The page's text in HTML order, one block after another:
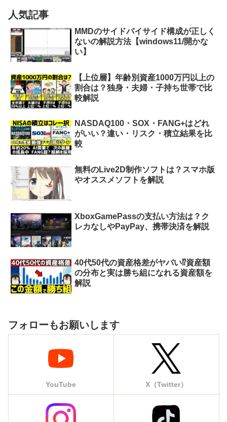
人気記事
MMDのサイドバイサイド構成が正しく
ないの解説方法【windows11/開かな
い】
【上位層】年齢別資産1000万円以上の
割合は？独身・夫婦・子持ち世帯で比
較解説
NASDAQ100・SOX・FANG+はどれ
がいい？違い・リスク・積立結果を比
較
無料のLive2D制作ソフトは？スマホ版
やオススメソフトを解説
XboxGamePassの支払い方法は？ク
レカなしやPayPay、携帯決済を解説
40代50代の資産格差がヤバい⁉︎資産額
の分布と実は勝ち組になれる資産額を
解説
フォローもお願いします
YouTube X（Twitter）